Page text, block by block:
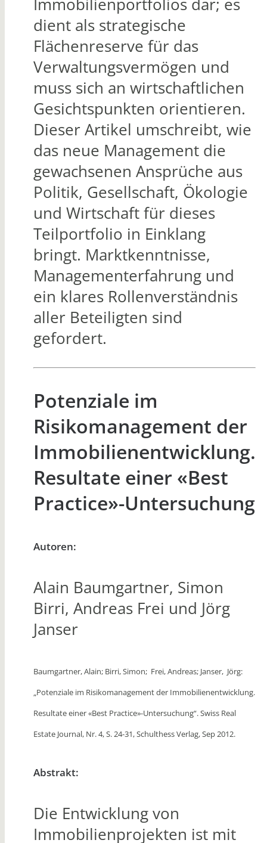
Immobilienportfolios dar; es
dient als strategische
Flächenreserve für das
Verwaltungsvermögen und
muss sich an wirtschaftlichen
Gesichtspunkten orientieren.
Dieser Artikel umschreibt, wie
das neue Management die
gewachsenen Ansprüche aus
Politik, Gesellschaft, Ökologie
und Wirtschaft für dieses
Teilportfolio in Einklang
bringt. Marktkenntnisse,
Managementerfahrung und
ein klares Rollenverständnis
aller Beteiligten sind
gefordert.
Potenziale im
Risikomanagement der
Immobilienentwicklung.
Resultate einer «Best
Practice»-Untersuchung
Autoren:
Alain Baumgartner, Simon
Birri, Andreas Frei und Jörg
Janser
Baumgartner, Alain; Birri, Simon; Frei, Andreas; Janser, Jörg:
„Potenziale im Risikomanagement der Immobilienentwicklung.
Resultate einer «Best Practice»-Untersuchung“.Swiss Real
Estate Journal, Nr. 4, S. 24-31, Schulthess Verlag, Sep 2012.
Abstrakt:
Die Entwicklung von
Immobilienprojekten ist mit